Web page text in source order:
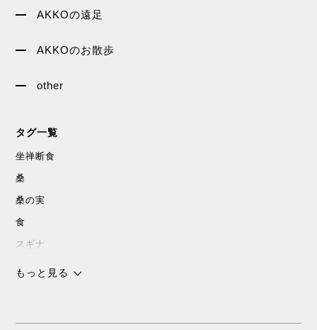
AKKOの遠足
AKKOのお散歩
other
タグ一覧
坐禅断食
桑
桑の実
食
スギナ
沖縄
もっと見る